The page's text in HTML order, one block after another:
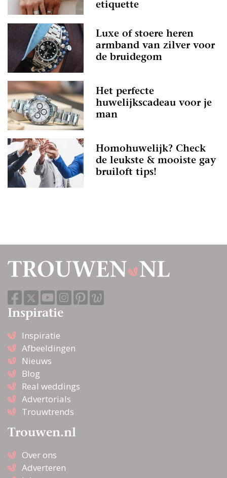
etiquette
Luxe of stoere heren
armband van zilver voor
de bruidegom
Het perfecte
huwelijkscadeau voor je
man
Homohuwelijk? Check
de leukste & mooiste gay
bruiloft tips!
Inspiratie
Inspiratie
Afbeeldingen
Nieuws
Blog
Real weddings
Advertorials
Trouwtrends
Trouwen.nl
Over ons
Adverteren